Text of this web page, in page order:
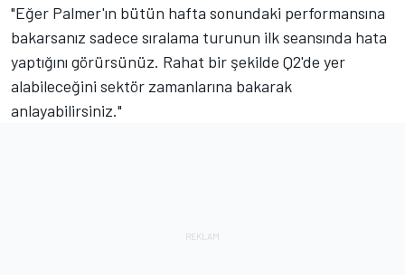
"Eğer Palmer'ın bütün hafta sonundaki performansına
bakarsanız sadece sıralama turunun ilk seansında hata
yaptığını görürsünüz. Rahat bir şekilde Q2'de yer
alabileceğini sektör zamanlarına bakarak
anlayabilirsiniz."